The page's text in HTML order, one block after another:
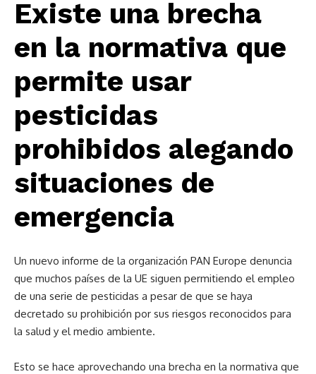
Existe una brecha
en la normativa que
permite usar
pesticidas
prohibidos alegando
situaciones de
emergencia
Un nuevo informe de la organización PAN Europe denuncia
que muchos países de la UE siguen permitiendo el empleo
de una serie de pesticidas a pesar de que se haya
decretado su prohibición por sus riesgos reconocidos para
la salud y el medio ambiente.
Esto se hace aprovechando una brecha en la normativa que